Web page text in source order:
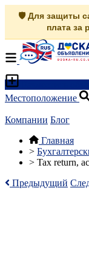
🛡️ Для защиты
плата за
Местоположение
Компании Блог
Главная
>
> Tax return,
Предыдущий